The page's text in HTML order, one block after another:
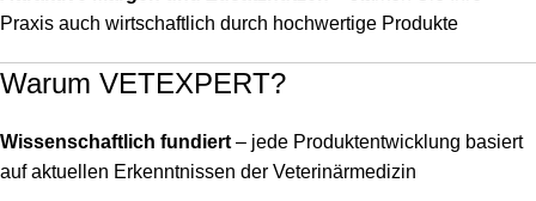
Praxis auch wirtschaftlich durch hochwertige Produkte
Warum VETEXPERT?
Wissenschaftlich fundiert – jede Produktentwicklung basiert
auf aktuellen Erkenntnissen der Veterinärmedizin